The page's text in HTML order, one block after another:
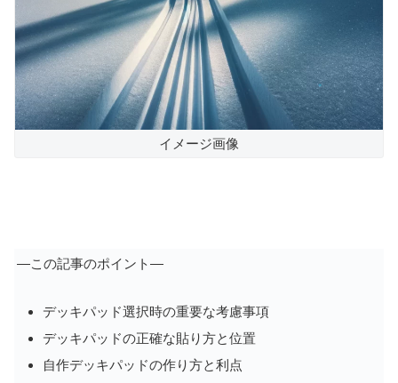
イメージ画像
―この記事のポイント―
デッキパッド選択時の重要な考慮事項
デッキパッドの正確な貼り方と位置
自作デッキパッドの作り方と利点